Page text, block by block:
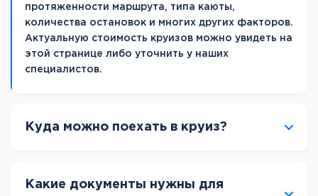
протяженности маршрута, типа каюты,
количества остановок и многих других факторов.
Актуальную стоимость круизов можно увидеть на
этой странице либо уточнить у наших
специалистов.
Куда можно поехать в круиз?
Какие документы нужны для